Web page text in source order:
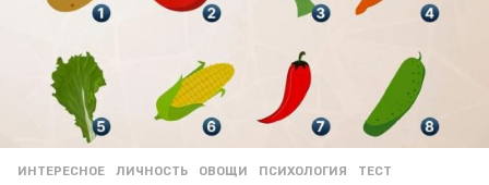
ИНТЕРЕСНОЕ ЛИЧНОСТЬ ,ОВОЩИ ,ПСИХОЛОГИЯ ,ТЕСТ